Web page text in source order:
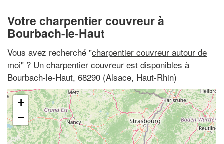
Votre charpentier couvreur à
Bourbach-le-Haut
Vous avez recherché "charpentier couvreur autour de
moi" ? Un charpentier couvreur est disponibles à
Bourbach-le-Haut, 68290 (Alsace, Haut-Rhin)
+
−